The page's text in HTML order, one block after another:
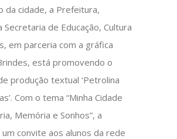
da cidade, a Prefeitura,
Secretaria de Educação, Cultura
em parceria com a gráfica
está promovendo o
produção textual ‘Petrolina
Com o tema “Minha Cidade
Memória e Sonhos”, a
um convite aos alunos da rede